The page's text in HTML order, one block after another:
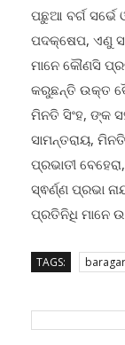
ପଛୁଆ ବର୍ଗ
ପଦକ୍ଷେପ, ଏଣୁ
ମାନେ କୌଣସି
କରୁଛନ୍ତି ଉକ୍ତ
ମିନତି ସିଂହ, ଙ୍କ
ସାମନ୍ତରାୟ,
ପ୍ରଭାତୀ
ସ୍ଵର୍ଣ୍ଣ ପ୍ରଭା
ପ୍ରତିନିଧି ମାନେ
TAGS: